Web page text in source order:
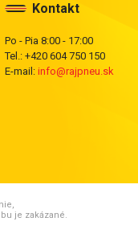
Kontakt
Po - Pia 8:00 - 17:00
Tel.: +420 604 750 150
E-mail: info@rajpneu.sk
je zakázané.